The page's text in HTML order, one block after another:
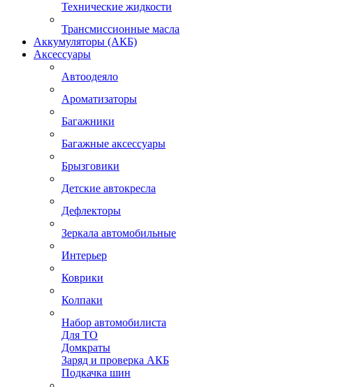
Технические жидкости
Трансмиссионные масла
Аккумуляторы (АКБ)
Аксессуары
Автоодеяло
Ароматизаторы
Багажники
Багажные аксессуары
Брызговики
Детские автокресла
Дефлекторы
Зеркала автомобильные
Интерьер
Коврики
Колпаки
Набор автомобилиста
Для ТО
Домкраты
Заряд и проверка АКБ
Подкачка шин